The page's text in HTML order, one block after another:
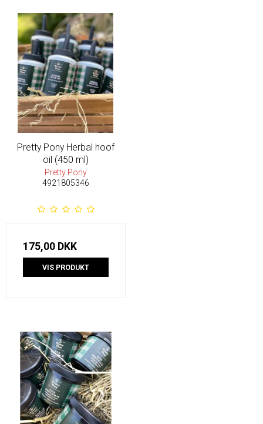
Pretty Pony Herbal hoof
oil (450 ml)
Pretty Pony
4921805346
175,00 DKK
VIS PRODUKT